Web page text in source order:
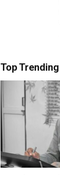
Top Trending